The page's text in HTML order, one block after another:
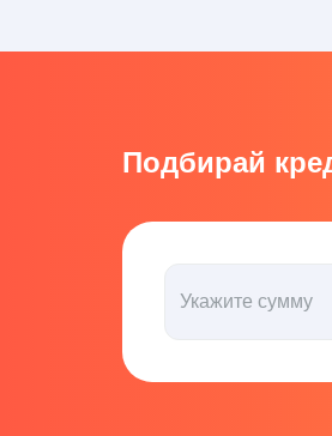
Подбирай
Укажите сумму